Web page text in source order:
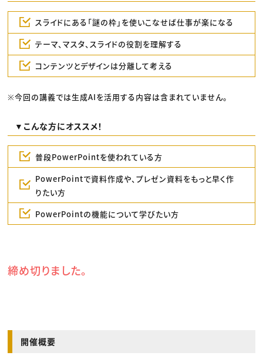
スライドにある「謎の枠」を使いこなせば仕事が楽になる
テーマ、マスタ、スライドの役割を理解する
コンテンツとデザインは分離して考える
※今回の講義では生成AIを活用する内容は含まれていません。
▼こんな方にオススメ！
普段PowerPointを使われている方
PowerPointで資料作成や、プレゼン資料をもっと早く作
りたい方
PowerPointの機能について学びたい方
締め切りました。
開催概要